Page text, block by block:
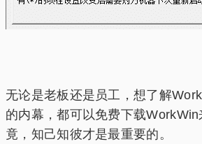
无论是老板还是员工，想了解
的内幕，都可以免费下载
竟，知己知彼才是最重要的。